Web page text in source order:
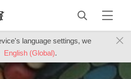
language settings, we
English (Global).